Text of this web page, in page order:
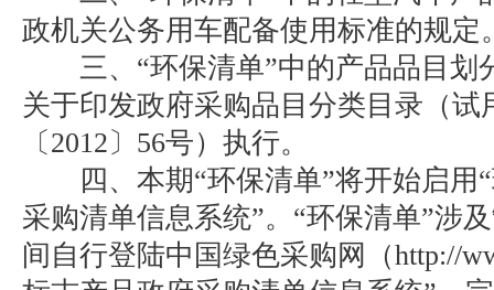
政机关公务用车配备使用标准的规定
三、“环保清单”中的产品品目划
关于印发政府采购品目分类目录（试
〔2012〕56号）执行。
四、本期“环保清单”将开始启用“
采购清单信息系统”。“环保清单”涉
间自行登陆中国绿色采购网（http://